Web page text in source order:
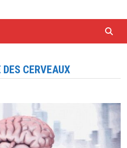
DES CERVEAUX